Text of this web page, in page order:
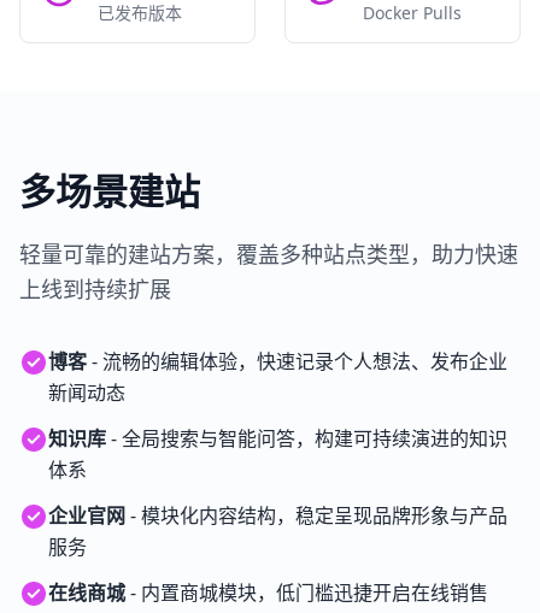
已发布版本 Docker Pulls
多场景建站
轻量可靠的建站方案，覆盖多种站点类型，助力快速
上线到持续扩展
博客- 流畅的编辑体验，快速记录个人想法、发布企业
新闻动态
知识库- 全局搜索与智能问答，构建可持续演进的知识
体系
企业官网 - 模块化内容结构，稳定呈现品牌形象与产品
服务
在线商城- 内置商城模块，低门槛迅捷开启在线销售